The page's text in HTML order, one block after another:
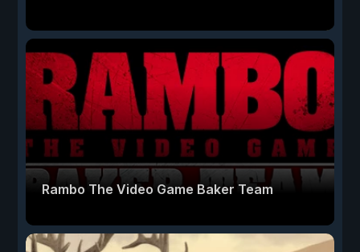
Rambo The Video Game Baker Team